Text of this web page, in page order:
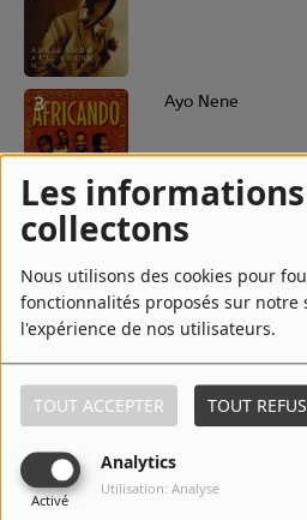
Les
collectons
Nous utilisons des cookies pour
fonctionnalités proposés sur notre
l'expérience de nos utilisateurs.
TOUT ACCEPTER TOUT
Analytics
Activé
Utilisation: Analyse
3 Ayo Nene
4 Reference
5 Yaye Boy
6